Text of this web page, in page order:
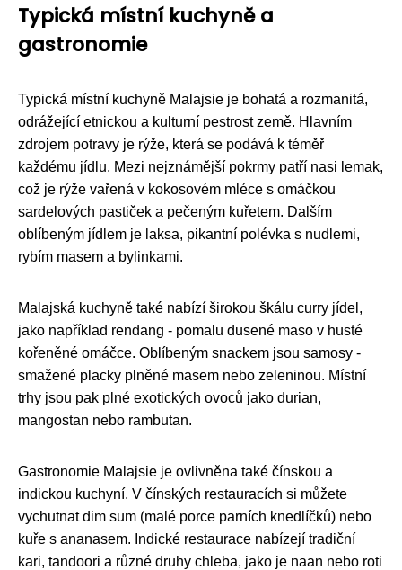
Typická místní kuchyně a
gastronomie
Typická místní kuchyně Malajsie je bohatá a rozmanitá,
odrážející etnickou a kulturní pestrost země. Hlavním
zdrojem potravy je rýže, která se podává k téměř
každému jídlu. Mezi nejznámější pokrmy patří nasi lemak,
což je rýže vařená v kokosovém mléce s omáčkou
sardelových pastiček a pečeným kuřetem. Dalším
oblíbeným jídlem je laksa, pikantní polévka s nudlemi,
rybím masem a bylinkami.
Malajská kuchyně také nabízí širokou škálu curry jídel,
jako například rendang - pomalu dusené maso v husté
kořeněné omáčce. Oblíbeným snackem jsou samosy -
smažené placky plněné masem nebo zeleninou. Místní
trhy jsou pak plné exotických ovoců jako durian,
mangostan nebo rambutan.
Gastronomie Malajsie je ovlivněna také čínskou a
indickou kuchyní. V čínských restauracích si můžete
vychutnat dim sum (malé porce parních knedlíčků) nebo
kuře s ananasem. Indické restaurace nabízejí tradiční
kari, tandoori a různé druhy chleba, jako je naan nebo roti